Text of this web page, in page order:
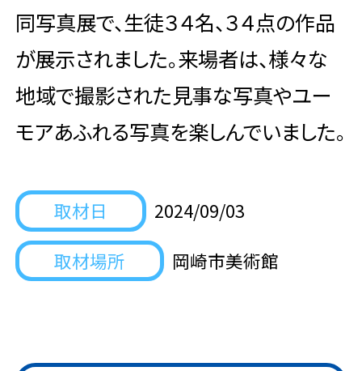
同写真展で、生徒３４名、３４点の作品
が展示されました。来場者は、様々な
地域で撮影された見事な写真やユー
モアあふれる写真を楽しんでいました。
取材日
2024/09/03
取材場所
岡崎市美術館